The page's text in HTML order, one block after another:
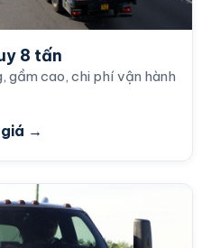
8 tấn
gầm cao, chi phí vận hành
giá →